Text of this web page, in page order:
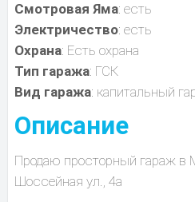
Смотровая Яма: есть
Электричество: есть
Охрана: Есть охрана
Тип гаража: ГСК
Вид гаража: капитальный
Описание
Продаю просторный гараж в
Шоссейная ул., 4а